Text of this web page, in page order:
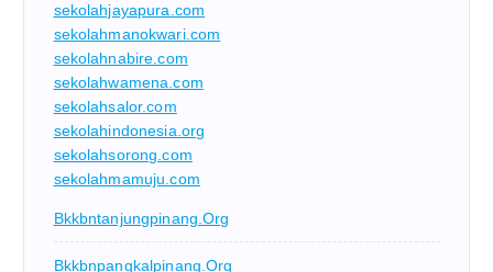
sekolahjayapura.com
sekolahmanokwari.com
sekolahnabire.com
sekolahwamena.com
sekolahsalor.com
sekolahindonesia.org
sekolahsorong.com
sekolahmamuju.com
Bkkbntanjungpinang.org
Bkkbnpangkalpinang.org